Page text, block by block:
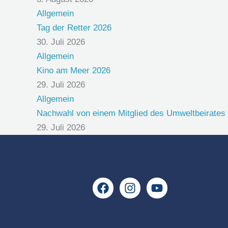
Allgemein
Tag der Retter 2026
30. Juli 2026
Allgemein
Kino am Meer 2026
29. Juli 2026
Allgemein
Nachwahl von einem Mitglied des
29. Juli 2026